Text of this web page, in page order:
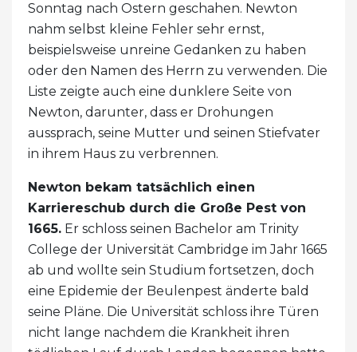
Sonntag nach Ostern geschahen. Newton
nahm selbst kleine Fehler sehr ernst,
beispielsweise unreine Gedanken zu haben
oder den Namen des Herrn zu verwenden. Die
Liste zeigte auch eine dunklere Seite von
Newton, darunter, dass er Drohungen
aussprach, seine Mutter und seinen Stiefvater
in ihrem Haus zu verbrennen.
Newton bekam tatsächlich einen
Karriereschub durch die Große Pest von
1665. Er schloss seinen Bachelor am Trinity
College der Universität Cambridge im Jahr 1665
ab und wollte sein Studium fortsetzen, doch
eine Epidemie der Beulenpest änderte bald
seine Pläne. Die Universität schloss ihre Türen
nicht lange nachdem die Krankheit ihren